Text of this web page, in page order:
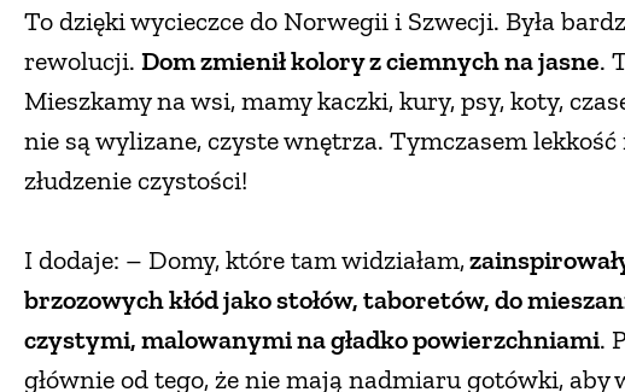
To dzięki wycieczce do Norwegii i Szwecji. Była
rewolucji. Dom zmienił kolory z ciemnych na jasne.
Mieszkamy na wsi, mamy kaczki, kury, psy, koty,
nie są wylizane, czyste wnętrza. Tymczasem
złudzenie czystości!
I dodaje: – Domy, które tam widziałam,
brzozowych kłód jako stołów, taboretów, do
czystymi, malowanymi na gładko powierzchniami.
głównie od tego, że nie mają nadmiaru gotówki,